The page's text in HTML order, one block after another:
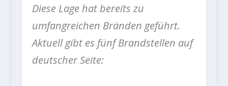
Diese Lage hat bereits zu
umfangreichen Bränden geführt.
Aktuell gibt es fünf Brandstellen auf
deutscher Seite: